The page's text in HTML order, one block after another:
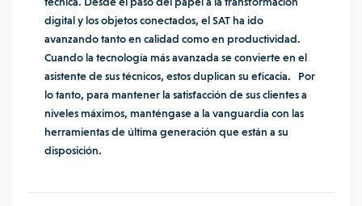
digital y los objetos conectados, el SAT ha ido
avanzando tanto en calidad como en productividad.
Cuando la tecnología más avanzada se convierte en el
asistente de sus técnicos, estos duplican su eficacia. Por
lo tanto, para mantener la satisfacción de sus clientes a
niveles máximos, manténgase a la vanguardia con las
herramientas de última generación que están a su
disposición.